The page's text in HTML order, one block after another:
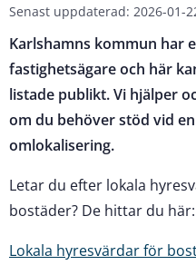
Senast uppdaterad: 2026-01-
Karlshamns kommun har
fastighetsägare och här
listade publikt. Vi hjälper
om du behöver stöd vid
omlokalisering.
Letar du efter lokala
bostäder? De hittar du här:
Lokala hyresvärdar för